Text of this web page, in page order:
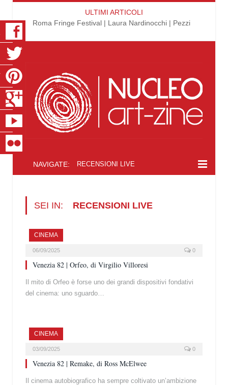
ULTIMI ARTICOLI
Roma Fringe Festival | Laura Nardinocchi | Pezzi
NAVIGATE: RECENSIONI LIVE
SEI IN: RECENSIONI LIVE
CINEMA
06/09/2025 0
Venezia 82 | Orfeo, di Virgilio Villoresi
Il mito di Orfeo è forse uno dei grandi dispositivi fondativi
del cinema: uno sguardo…
CINEMA
03/09/2025 0
Venezia 82 | Remake, di Ross McElwee
Il cinema autobiografico ha sempre coltivato un’ambizione